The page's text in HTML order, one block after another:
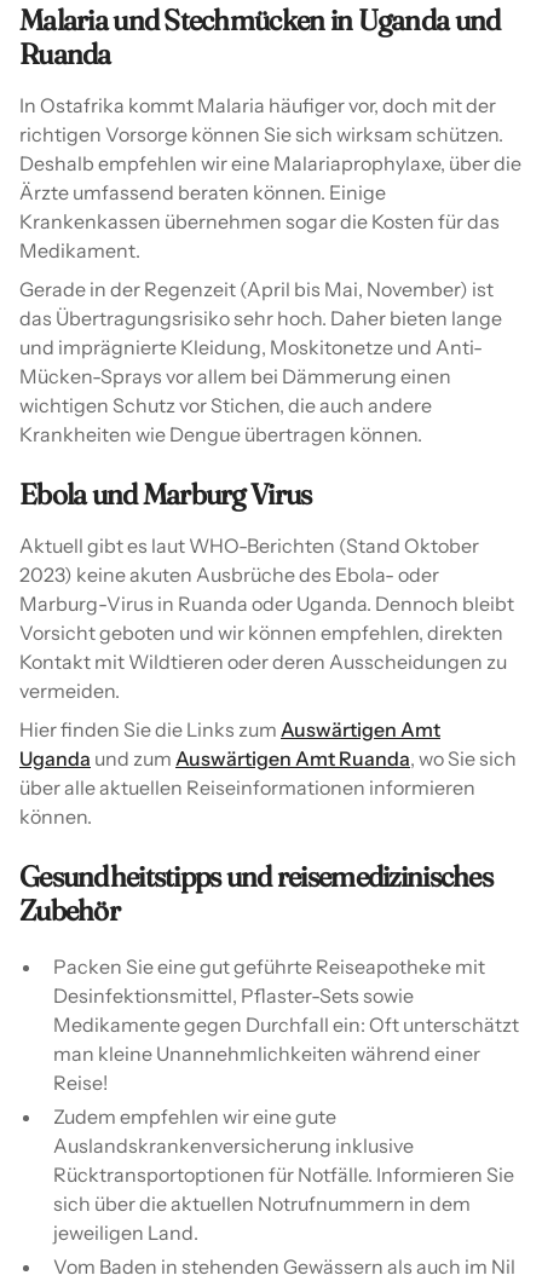
Malaria und Stechmücken in Uganda und
Ruanda
In Ostafrika kommt Malaria häufiger vor, doch mit der
richtigen Vorsorge können Sie sich wirksam schützen.
Deshalb empfehlen wir eine Malariaprophylaxe, über die
Ärzte umfassend beraten können. Einige
Krankenkassen übernehmen sogar die Kosten für das
Medikament.
Gerade in der Regenzeit (April bis Mai, November) ist
das Übertragungsrisiko sehr hoch. Daher bieten lange
und imprägnierte Kleidung, Moskitonetze und Anti-
Mücken-Sprays vor allem bei Dämmerung einen
wichtigen Schutz vor Stichen, die auch andere
Krankheiten wie Dengue übertragen können.
Ebola und Marburg Virus
Aktuell gibt es laut WHO-Berichten (Stand Oktober
2023) keine akuten Ausbrüche des Ebola- oder
Marburg-Virus in Ruanda oder Uganda. Dennoch bleibt
Vorsicht geboten und wir können empfehlen, direkten
Kontakt mit Wildtieren oder deren Ausscheidungen zu
vermeiden.
Hier finden Sie die Links zum Auswärtigen Amt
Uganda und zum Auswärtigen Amt Ruanda, wo Sie sich
über alle aktuellen Reiseinformationen informieren
können.
Gesundheitstipps und reisemedizinisches
Zubehör
Packen Sie eine gut geführte Reiseapotheke mit
Desinfektionsmittel, Pflaster-Sets sowie
Medikamente gegen Durchfall ein: Oft unterschätzt
man kleine Unannehmlichkeiten während einer
Reise!
Zudem empfehlen wir eine gute
Auslandskrankenversicherung inklusive
Rücktransportoptionen für Notfälle. Informieren Sie
sich über die aktuellen Notrufnummern in dem
jeweiligen Land.
Vom Baden in stehenden Gewässern als auch im Nil